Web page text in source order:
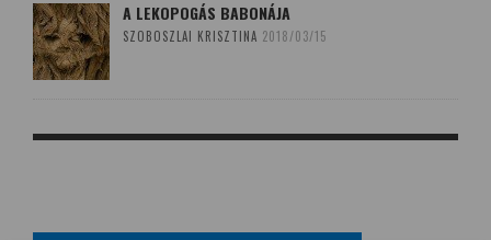
A LEKOPOGÁS BABONÁJA
SZOBOSZLAI KRISZTINA 2018/03/15